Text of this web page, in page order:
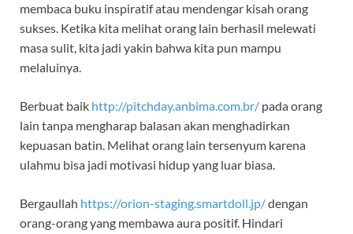
membaca buku inspiratif atau mendengar kisah orang
sukses. Ketika kita melihat orang lain berhasil melewati
masa sulit, kita jadi yakin bahwa kita pun mampu
melaluinya.
Berbuat baik http://pitchday.anbima.com.br/ pada orang
lain tanpa mengharap balasan akan menghadirkan
kepuasan batin. Melihat orang lain tersenyum karena
ulahmu bisa jadi motivasi hidup yang luar biasa.
Bergaullah https://orion-staging.smartdoll.jp/dengan
orang-orang yang membawa aura positif. Hindari